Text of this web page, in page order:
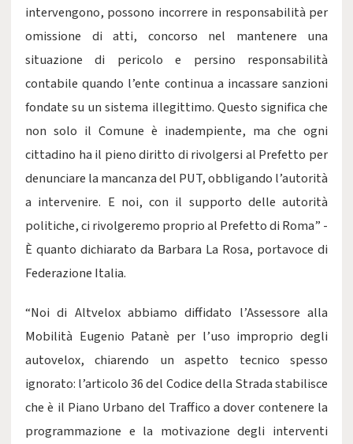
intervengono, possono incorrere in responsabilità per
omissione di atti, concorso nel mantenere una
situazione di pericolo e persino responsabilità
contabile quando l’ente continua a incassare sanzioni
fondate su un sistema illegittimo. Questo significa che
non solo il Comune è inadempiente, ma che ogni
cittadino ha il pieno diritto di rivolgersi al Prefetto per
denunciare la mancanza del PUT, obbligando l’autorità
a intervenire. E noi, con il supporto delle autorità
politiche, ci rivolgeremo proprio al Prefetto di Roma” -
È quanto dichiarato da Barbara La Rosa, portavoce di
Federazione Italia.
“Noi di Altvelox abbiamo diffidato l’Assessore alla
Mobilità Eugenio Patanè per l’uso improprio degli
autovelox, chiarendo un aspetto tecnico spesso
ignorato: l’articolo 36 del Codice della Strada stabilisce
che è il Piano Urbano del Traffico a dover contenere la
programmazione e la motivazione degli interventi